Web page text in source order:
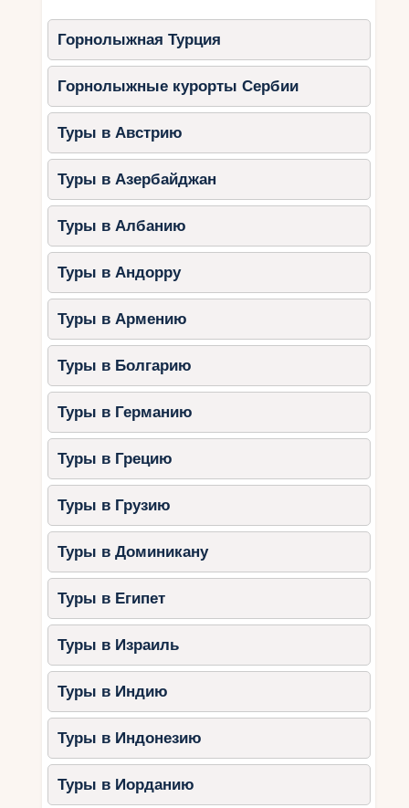
Горнолыжная Турция
Горнолыжные курорты Сербии
Туры в Австрию
Туры в Азербайджан
Туры в Албанию
Туры в Андорру
Туры в Армению
Туры в Болгарию
Туры в Германию
Туры в Грецию
Туры в Грузию
Туры в Доминикану
Туры в Египет
Туры в Израиль
Туры в Индию
Туры в Индонезию
Туры в Иорданию